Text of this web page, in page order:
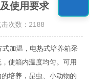
使用要求
次数：2188
加温，电热式培养箱采
使箱内温度均匀。可用
培养，昆虫、小动物的